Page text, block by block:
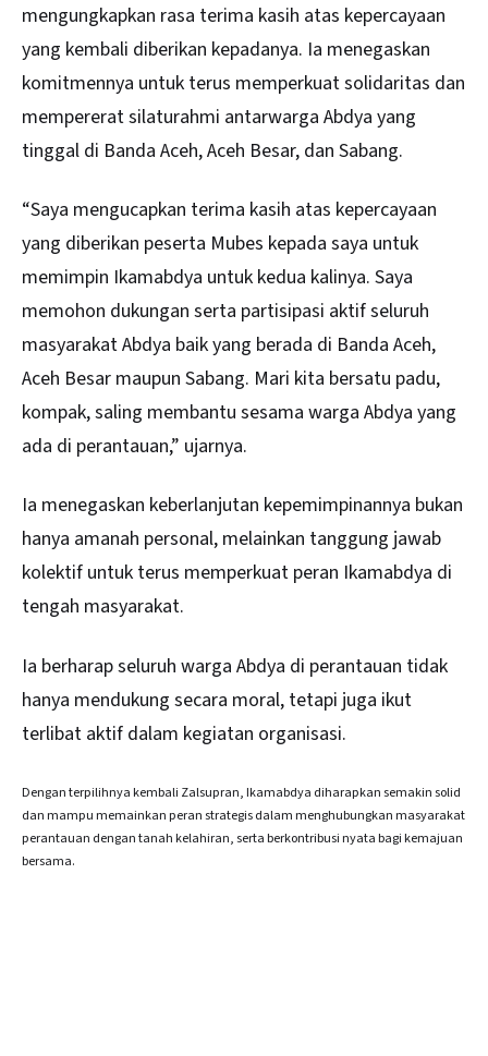
mengungkapkan rasa terima kasih atas kepercayaan
yang kembali diberikan kepadanya. Ia menegaskan
komitmennya untuk terus memperkuat solidaritas dan
mempererat silaturahmi antarwarga Abdya yang
tinggal di Banda Aceh, Aceh Besar, dan Sabang.
“Saya mengucapkan terima kasih atas kepercayaan
yang diberikan peserta Mubes kepada saya untuk
memimpin Ikamabdya untuk kedua kalinya. Saya
memohon dukungan serta partisipasi aktif seluruh
masyarakat Abdya baik yang berada di Banda Aceh,
Aceh Besar maupun Sabang. Mari kita bersatu padu,
kompak, saling membantu sesama warga Abdya yang
ada di perantauan,” ujarnya.
Ia menegaskan keberlanjutan kepemimpinannya bukan
hanya amanah personal, melainkan tanggung jawab
kolektif untuk terus memperkuat peran Ikamabdya di
tengah masyarakat.
Ia berharap seluruh warga Abdya di perantauan tidak
hanya mendukung secara moral, tetapi juga ikut
terlibat aktif dalam kegiatan organisasi.
Dengan terpilihnya kembali Zalsupran, Ikamabdya diharapkan semakin solid
dan mampu memainkan peran strategis dalam menghubungkan masyarakat
perantauan dengan tanah kelahiran, serta berkontribusi nyata bagi kemajuan
bersama.